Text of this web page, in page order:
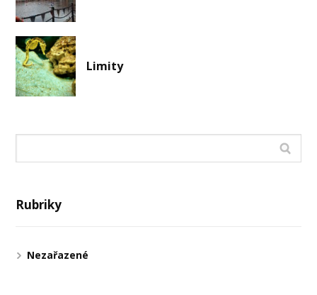
Limity
Rubriky
Nezařazené